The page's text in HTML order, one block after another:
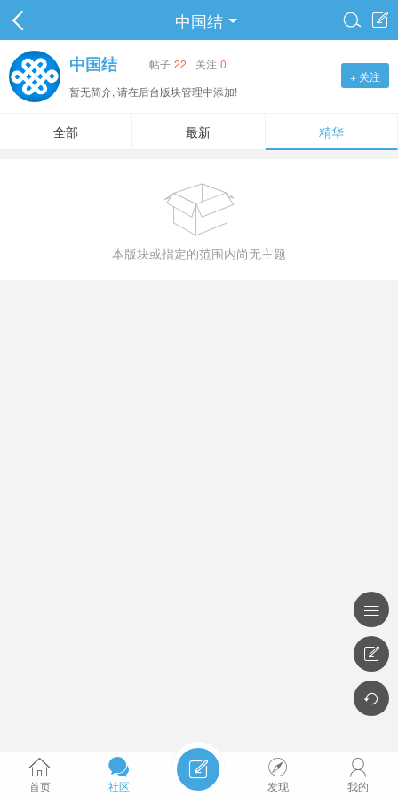
中国结 

中国结 帖子 22 关注 0
暂无简介, 请在后台版块管理中添加!
+ 关注
全部 最新 精华

本版块或指定的范围内尚无主题




首页

社区
 
发现

我的